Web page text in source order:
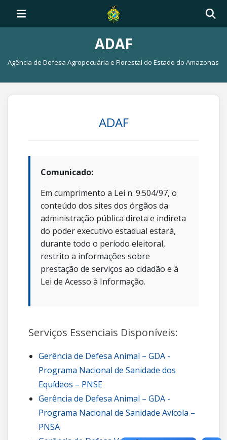
ADAF
Agência de Defesa Agropecuária e Florestal do Estado do Amazonas
ADAF
Comunicado:
Em cumprimento a Lei n. 9.504/97, o
conteúdo dos sites dos órgãos da
administração pública direta e indireta
do poder executivo estadual estará,
durante todo o período eleitoral,
restrito a informações sobre
prestação de serviços ao cidadão e à
Lei de Acesso à Informação.
Serviços Essenciais Disponíveis:
Gerência de Defesa Animal – GDA -
Programa Nacional de Sanidade dos
Equídeos – PNSE
Gerência de Defesa Animal – GDA -
Programa Nacional de Sanidade Avícola –
PNSA